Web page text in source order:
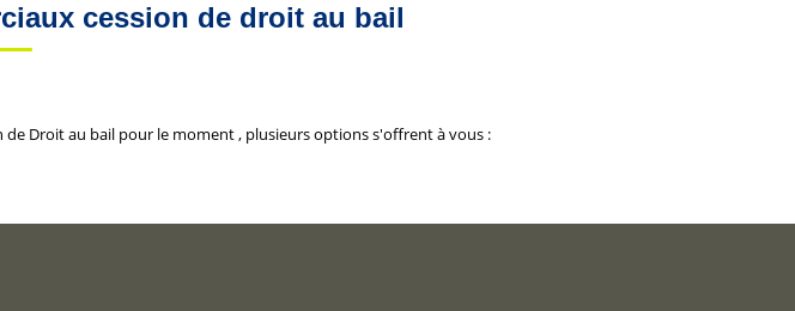
cession de droit au bail
Droit au bail pour le moment , plusieurs options s'offrent à vous :